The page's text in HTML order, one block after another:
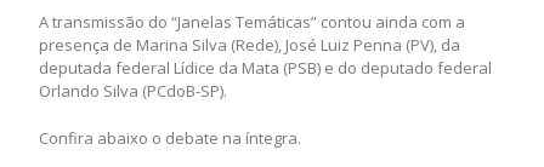
A transmissão do “Janelas Temáticas” contou ainda com a
presença de Marina Silva (Rede), José Luiz Penna (PV), da
deputada federal Lídice da Mata (PSB) e do deputado federal
Orlando Silva (PCdoB-SP).
Confira abaixo o debate na íntegra.